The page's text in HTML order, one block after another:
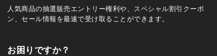
人気商品の抽選販売エントリー権利や、スペシャル割引クーポ
ン、セール情報を最速で受け取ることができます。
お困りですか？